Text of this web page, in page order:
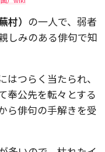
） の一人で、弱者
しみのある俳句で知
つらく当たられ、
奉公先を転々とする
ら俳句の手解きを受